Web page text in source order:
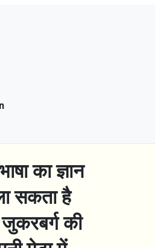
का ज्ञान
सकता है
जुकरबर्ग की